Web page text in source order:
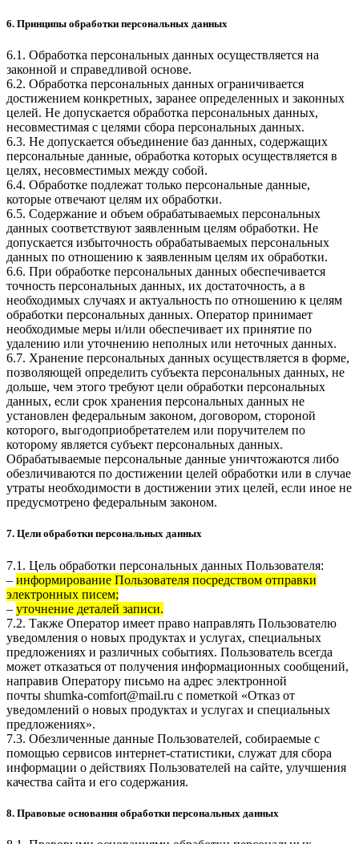
6. Принципы обработки персональных данных
6.1. Обработка персональных данных осуществляется на
законной и справедливой основе.
6.2. Обработка персональных данных ограничивается
достижением конкретных, заранее определенных и законных
целей. Не допускается обработка персональных данных,
несовместимая с целями сбора персональных данных.
6.3. Не допускается объединение баз данных, содержащих
персональные данные, обработка которых осуществляется в
целях, несовместимых между собой.
6.4. Обработке подлежат только персональные данные,
которые отвечают целям их обработки.
6.5. Содержание и объем обрабатываемых персональных
данных соответствуют заявленным целям обработки. Не
допускается избыточность обрабатываемых персональных
данных по отношению к заявленным целям их обработки.
6.6. При обработке персональных данных обеспечивается
точность персональных данных, их достаточность, а в
необходимых случаях и актуальность по отношению к целям
обработки персональных данных. Оператор принимает
необходимые меры и/или обеспечивает их принятие по
удалению или уточнению неполных или неточных данных.
6.7. Хранение персональных данных осуществляется в форме,
позволяющей определить субъекта персональных данных, не
дольше, чем этого требуют цели обработки персональных
данных, если срок хранения персональных данных не
установлен федеральным законом, договором, стороной
которого, выгодоприобретателем или поручителем по
которому является субъект персональных данных.
Обрабатываемые персональные данные уничтожаются либо
обезличиваются по достижении целей обработки или в случае
утраты необходимости в достижении этих целей, если иное не
предусмотрено федеральным законом.
7. Цели обработки персональных данных
7.1. Цель обработки персональных данных Пользователя:
– информирование Пользователя посредством отправки
электронных писем;
– уточнение деталей записи.
7.2. Также Оператор имеет право направлять Пользователю
уведомления о новых продуктах и услугах, специальных
предложениях и различных событиях. Пользователь всегда
может отказаться от получения информационных сообщений,
направив Оператору письмо на адрес электронной
почты shumka-comfort@mail.ru с пометкой «Отказ от
уведомлений о новых продуктах и услугах и специальных
предложениях».
7.3. Обезличенные данные Пользователей, собираемые с
помощью сервисов интернет-статистики, служат для сбора
информации о действиях Пользователей на сайте, улучшения
качества сайта и его содержания.
8. Правовые основания обработки персональных данных